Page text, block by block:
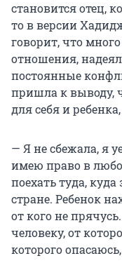
становится отец,
то в версии
говорит, что
отношения,
постоянные
пришла к выводу,
для себя и
— Я не сбежала, я
имею право в
поехать туда,
стране. Ребенок
от кого не
человеку, от
которого